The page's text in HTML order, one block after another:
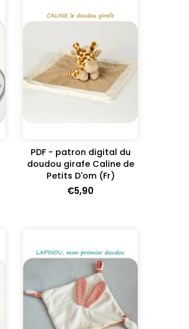
PDF - patron digital du
doudou girafe Caline de
Petits D'om (Fr)
€5,90